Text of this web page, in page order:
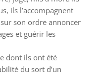
ils l’accompagnent
son ordre annoncer
et guérir les
dont ils ont été
du sort d’un